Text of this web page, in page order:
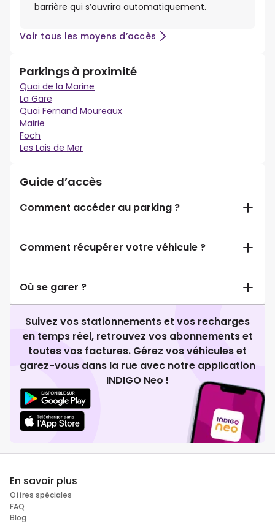
barrière qui s’ouvrira automatiquement.
Voir tous les moyens d’accès
Parkings à proximité
Quai de la Marine
La Gare
Quai Fernand Moureaux
Mairie
Foch
Les Lais de Mer
Guide d’accès
Comment accéder au parking ?
Comment récupérer votre véhicule ?
Où se garer ?
Suivez vos stationnements et vos recharges
en temps réel, retrouvez vos abonnements et
toutes vos factures. Gérez vos véhicules et
garez-vous dans la rue avec notre application
INDIGO Neo !
En savoir plus
Offres spéciales
FAQ
Blog